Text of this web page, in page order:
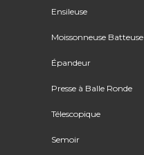
Ensileuse
Moissonneuse Batteuse
Épandeur
Presse à Balle Ronde
Télescopique
Semoir